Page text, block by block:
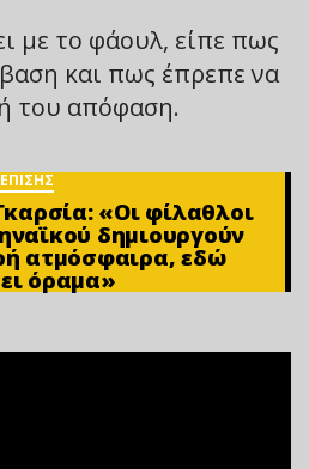
με το φάουλ, είπε πως
και πως έπρεπε να
του απόφαση.
«Οι φίλαθλοι
δημιουργούν
ατμόσφαιρα, εδώ
όραμα»